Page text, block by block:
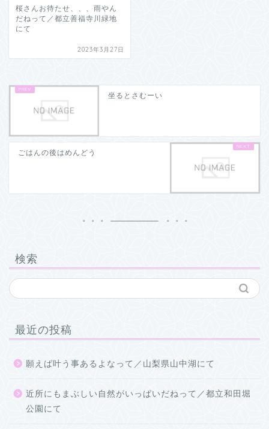
桜さんお待たせ、、、雨やん
だねって／都立善福寺川緑地
にて
2023年3月27日
坐るとさむーい
ごはんの後はめんどう
検索
最近の投稿
願えば叶う事あるよなって／山梨県山中湖にて
近所にもまぶしい自然がいっぱいだねって／都立和田堀
公園にて